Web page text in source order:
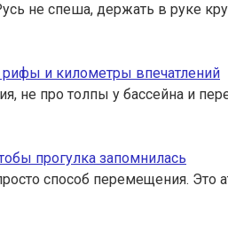
не спеша, держать в руке
рифы и километры впечатлений
не про толпы у бассейна и
прогулка запомнилась
способ перемещения. Это